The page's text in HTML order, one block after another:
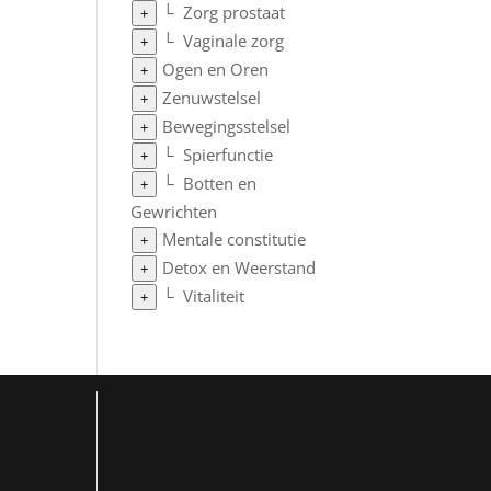
+ └Zorg prostaat
+ └Vaginale zorg
+ Ogen en Oren
+ Zenuwstelsel
+ Bewegingsstelsel
+ └Spierfunctie
+ └ Botten en
Gewrichten
+ Mentale constitutie
+ Detox en Weerstand
+ └Vitaliteit